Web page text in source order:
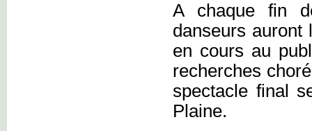
A chaque fin
danseurs auront
en cours au
recherches
spectacle final
Plaine.